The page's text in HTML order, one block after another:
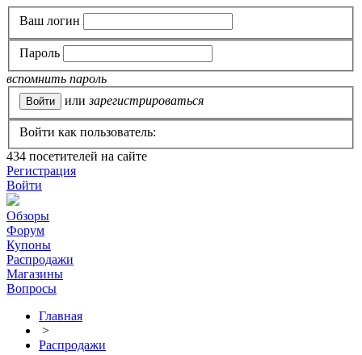
Ваш логин
Пароль
вспомнить пароль
или зарегистрироваться
Войти как пользователь:
434 посетителей на сайте
Регистрация
Войти
Обзоры
Форум
Купоны
Распродажи
Магазины
Вопросы
Главная
>
Распродажи